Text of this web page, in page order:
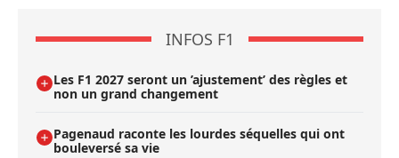
INFOS F1
Les F1 2027 seront un ’ajustement’ des règles et
non un grand changement
Pagenaud raconte les lourdes séquelles qui ont
bouleversé sa vie